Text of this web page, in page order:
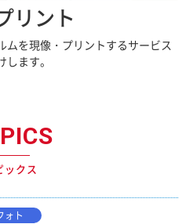
リント
を現像・プリントするサービス
ます。
ックス
ォト